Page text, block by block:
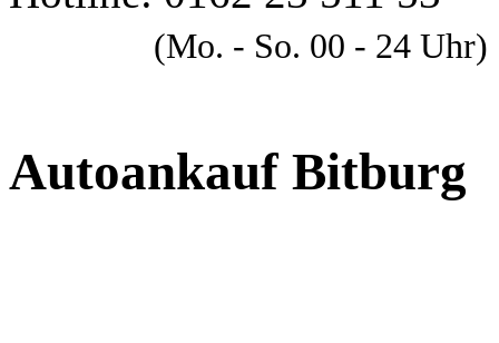
(Mo. - So. 00 - 24 Uhr)
Autoankauf Bitburg